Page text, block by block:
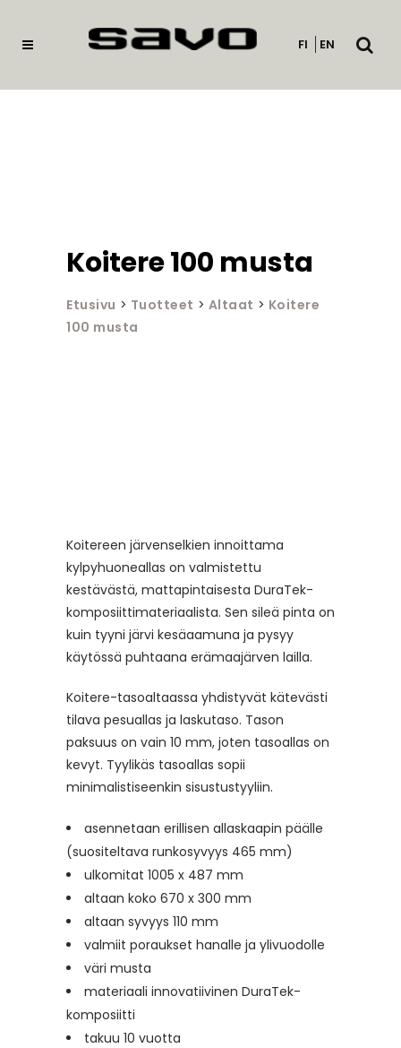
FI EN
Avaa
Koitere 100 musta
Etusivu > Tuotteet > Altaat > Koitere
100 musta
Koitereen järvenselkien innoittama
kylpyhuoneallas on valmistettu
kestävästä, mattapintaisesta DuraTek-
komposiittimateriaalista. Sen sileä pinta on
kuin tyyni järvi kesäaamuna ja pysyy
käytössä puhtaana erämaajärven lailla.
Koitere-tasoaltaassa yhdistyvät kätevästi
tilava pesuallas ja laskutaso. Tason
paksuus on vain 10 mm, joten tasoallas on
kevyt. Tyylikäs tasoallas sopii
minimalistiseenkin sisustustyyliin.
asennetaan erillisen allaskaapin päälle
(suositeltava runkosyvyys 465 mm)
ulkomitat 1005 x 487 mm
altaan koko 670 x 300 mm
altaan syvyys 110 mm
valmiit poraukset hanalle ja ylivuodolle
väri musta
materiaali innovatiivinen DuraTek-
komposiitti
takuu 10 vuotta